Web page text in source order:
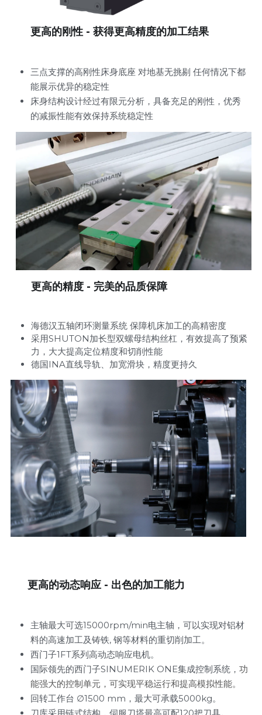
      更高的刚性 - 获得更高精度的加工结果
三点支撑的高刚性床身底座 对地基无挑剔 任何情况下都
能展示优异的稳定性
床身结构设计经过有限元分析，具备充足的刚性，优秀
的减振性能有效保持系统稳定性
      更高的精度 - 完美的品质保障
海德汉五轴闭环测量系统 保障机床加工的高精密度
采用SHUTON加长型双螺母结构丝杠，有效提高了预紧
力，大大提高定位精度和切削性能
德国INA直线导轨、加宽滑块，精度更持久
     更高的动态响应 - 出色的加工能力
主轴最大可选15000rpm/min电主轴，可以实现对铝材
料的高速加工及铸铁, 钢等材料的重切削加工。
西门子1FT系列高动态响应电机。
国际领先的西门子SINUMERIK ONE集成控制系统，功
能强大的控制单元，可实现平稳运行和提高模拟性能。
回转工作台 ∅1500 mm ，最大可承载5000kg。